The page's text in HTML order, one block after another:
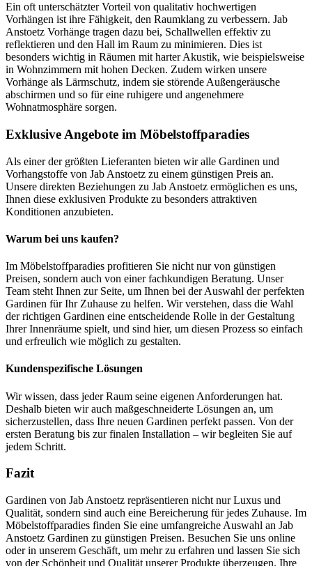
Ein oft unterschätzter Vorteil von qualitativ hochwertigen
Vorhängen ist ihre Fähigkeit, den Raumklang zu verbessern. Jab
Anstoetz Vorhänge tragen dazu bei, Schallwellen effektiv zu
reflektieren und den Hall im Raum zu minimieren. Dies ist
besonders wichtig in Räumen mit harter Akustik, wie beispielsweise
in Wohnzimmern mit hohen Decken. Zudem wirken unsere
Vorhänge als Lärmschutz, indem sie störende Außengeräusche
abschirmen und so für eine ruhigere und angenehmere
Wohnatmosphäre sorgen.
Exklusive Angebote im Möbelstoffparadies
Als einer der größten Lieferanten bieten wir alle Gardinen und
Vorhangstoffe von Jab Anstoetz zu einem günstigen Preis an.
Unsere direkten Beziehungen zu Jab Anstoetz ermöglichen es uns,
Ihnen diese exklusiven Produkte zu besonders attraktiven
Konditionen anzubieten.
Warum bei uns kaufen?
Im Möbelstoffparadies profitieren Sie nicht nur von günstigen
Preisen, sondern auch von einer fachkundigen Beratung. Unser
Team steht Ihnen zur Seite, um Ihnen bei der Auswahl der perfekten
Gardinen für Ihr Zuhause zu helfen. Wir verstehen, dass die Wahl
der richtigen Gardinen eine entscheidende Rolle in der Gestaltung
Ihrer Innenräume spielt, und sind hier, um diesen Prozess so einfach
und erfreulich wie möglich zu gestalten.
Kundenspezifische Lösungen
Wir wissen, dass jeder Raum seine eigenen Anforderungen hat.
Deshalb bieten wir auch maßgeschneiderte Lösungen an, um
sicherzustellen, dass Ihre neuen Gardinen perfekt passen. Von der
ersten Beratung bis zur finalen Installation – wir begleiten Sie auf
jedem Schritt.
Fazit
Gardinen von Jab Anstoetz repräsentieren nicht nur Luxus und
Qualität, sondern sind auch eine Bereicherung für jedes Zuhause. Im
Möbelstoffparadies finden Sie eine umfangreiche Auswahl an Jab
Anstoetz Gardinen zu günstigen Preisen. Besuchen Sie uns online
oder in unserem Geschäft, um mehr zu erfahren und lassen Sie sich
von der Schönheit und Qualität unserer Produkte überzeugen. Ihre